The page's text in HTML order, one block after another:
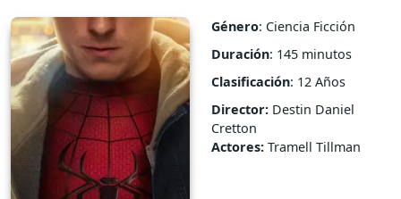
Género: Ciencia Ficción
Duración: 145 minutos
Clasificación: 12 Años
Director: Destin Daniel
Cretton
Actores: Tramell Tillman